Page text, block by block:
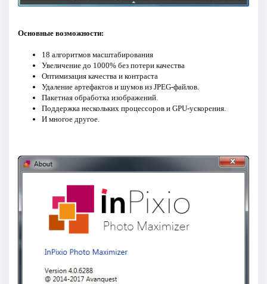
Основные возможности:
18 алгоритмов масштабирования
Увеличение до 1000% без потери качества
Оптимизация качества и контраста
Удаление артефактов и шумов из JPEG-файлов.
Пакетная обработка изображений.
Поддержка нескольких процессоров и GPU-ускорения.
И многое другое.